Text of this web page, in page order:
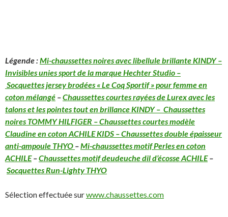
Légende :Mi-chaussettes noires avec libellule brillante KINDY–
Invisibles unies sport de la marque Hechter Studio –
Socquettes jersey brodées « Le Coq Sportif » pour femme en
coton mélangé –Chaussettes courtes rayées de Lurex avec les
talons et les pointes tout en brillance KINDY– Chaussettes
noires TOMMY HILFIGER –Chaussettes courtes modèle
Claudine en coton ACHILE KIDS – Chaussettes double épaisseur
anti-ampoule THYO –Mi-chaussettes motif Perles en coton
ACHILE–Chaussettes motif deudeuche dil d’écosse ACHILE–
Socquettes Run-Lighty THYO
Sélection effectuée surwww.chaussettes.com